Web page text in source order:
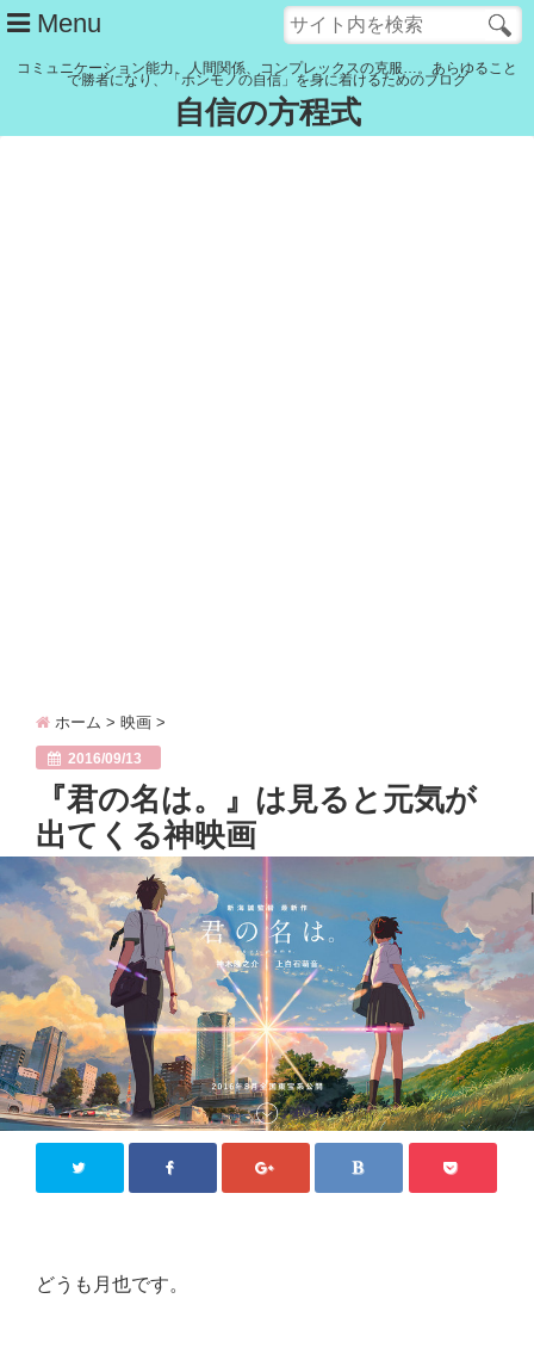
Menu
管理人紹介
コミュニケーション能力、人間関係、コンプレックスの克服…。あらゆること
で勝者になり、「ホンモノの自信」を身に着けるためのブログ
自信の方程式
ホーム > 映画 >
2016/09/13
『君の名は。』は見ると元気が
出てくる神映画
どうも月也です。